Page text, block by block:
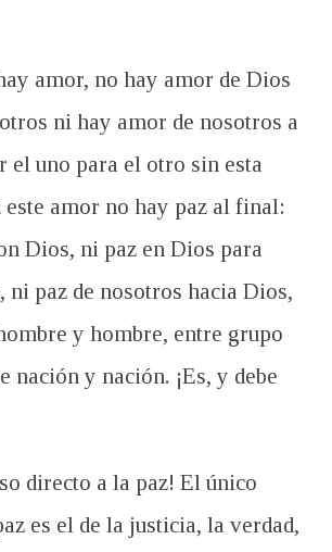
amor, no hay amor de Dios
ni hay amor de nosotros a
el uno para el otro sin esta
este amor no hay paz al final:
Dios, ni paz en Dios para
ni paz de nosotros hacia Dios,
y hombre, entre grupo
nación y nación. ¡Es, y debe
directo a la paz! El único
es el de la justicia, la verdad,